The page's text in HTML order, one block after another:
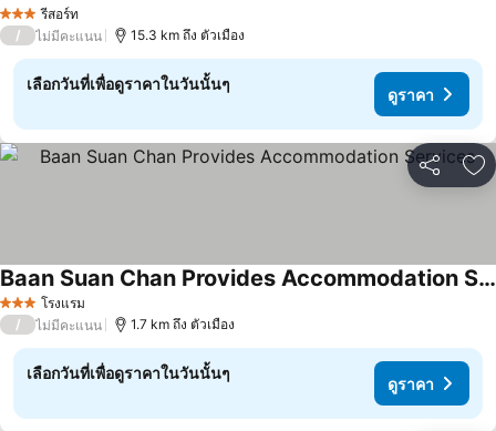
3 ดาว รีสอร์ท
/ ไม่มีคะแนน 15.3 km ถึง ตัวเมือง
เลือกวันที่เพื่อดูราคาในวันนั้นๆ
ดูราคา
แชร์ เ
3 ดาว โรงแรม
Baan Suan Chan Provides Accommodation Services
/ ไม่มีคะแนน 1.7 km ถึง ตัวเมือง
เลือกวันที่เพื่อดูราคาในวันนั้นๆ
ดูราคา